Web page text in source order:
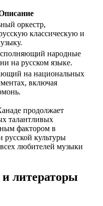
оркестр,
классическую и
народные
на русском языке.
на национальных
включая
продолжает
талантливых
фактором в
русской культуры
любителей музыки
литераторы